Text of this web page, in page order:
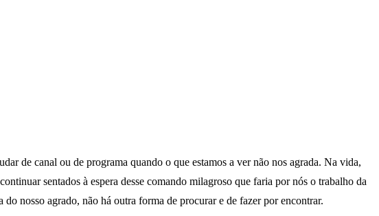
de canal ou de programa quando o que estamos a ver não nos agrada. Na vida,
sentados à espera desse comando milagroso que faria por nós o trabalho da
nosso agrado, não há outra forma de procurar e de fazer por encontrar.